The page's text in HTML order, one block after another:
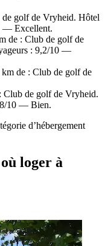
golf de Vryheid. Hôtel
— Excellent.
de : Club de golf de
: 9,2/10 —
de : Club de golf de
de golf de Vryheid.
10 — Bien.
d’hébergement
loger à